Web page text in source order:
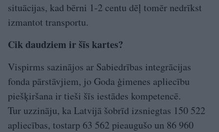
situācijas, kad bērni 1-2 centu dēļ tomēr nedrīkst
izmantot transportu.
Cik daudziem ir šīs kartes?
Vispirms sazinājos ar Sabiedrības integrācijas
fonda pārstāvjiem, jo Goda ģimenes apliecību
piešķiršana ir tieši šīs iestādes kompetencē.
Tur uzzināju, ka Latvijā šobrīd izsniegtas 150 522
apliecības, tostarp 63 562 pieaugušo un 86 960